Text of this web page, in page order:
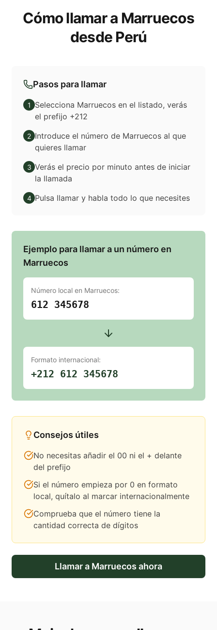
Cómo llamar a Marruecos
desde Perú
Pasos para llamar
1
Selecciona Marruecos en el listado, verás
el prefijo +212
2 Introduce el número de Marruecos al que
quieres llamar
3 Verás el precio por minuto antes de iniciar
la llamada
4 Pulsa llamar y habla todo lo que necesites
Ejemplo para llamar a un número en
Marruecos
Número local en Marruecos:
612 345678
Formato internacional:
+212 612 345678
Consejos útiles
No necesitas añadir el 00 ni el + delante
del prefijo
Si el número empieza por 0 en formato
local, quítalo al marcar internacionalmente
Comprueba que el número tiene la
cantidad correcta de dígitos
Llamar a Marruecos ahora